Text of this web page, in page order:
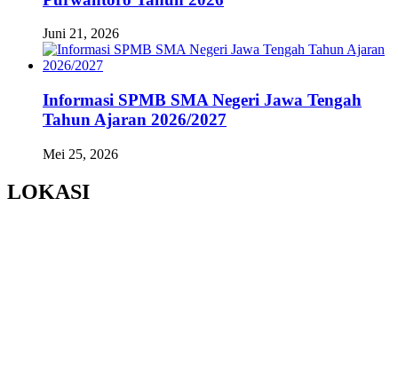
Juni 21, 2026
Informasi SPMB SMA Negeri Jawa Tengah
Tahun Ajaran 2026/2027
Mei 25, 2026
LOKASI